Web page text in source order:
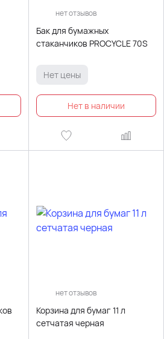
нет отзывов
Бак для бумажных
стаканчиков PROCYCLE 70S
Нет цены
нет отзывов
Корзина для бумаг 11 л
сетчатая черная